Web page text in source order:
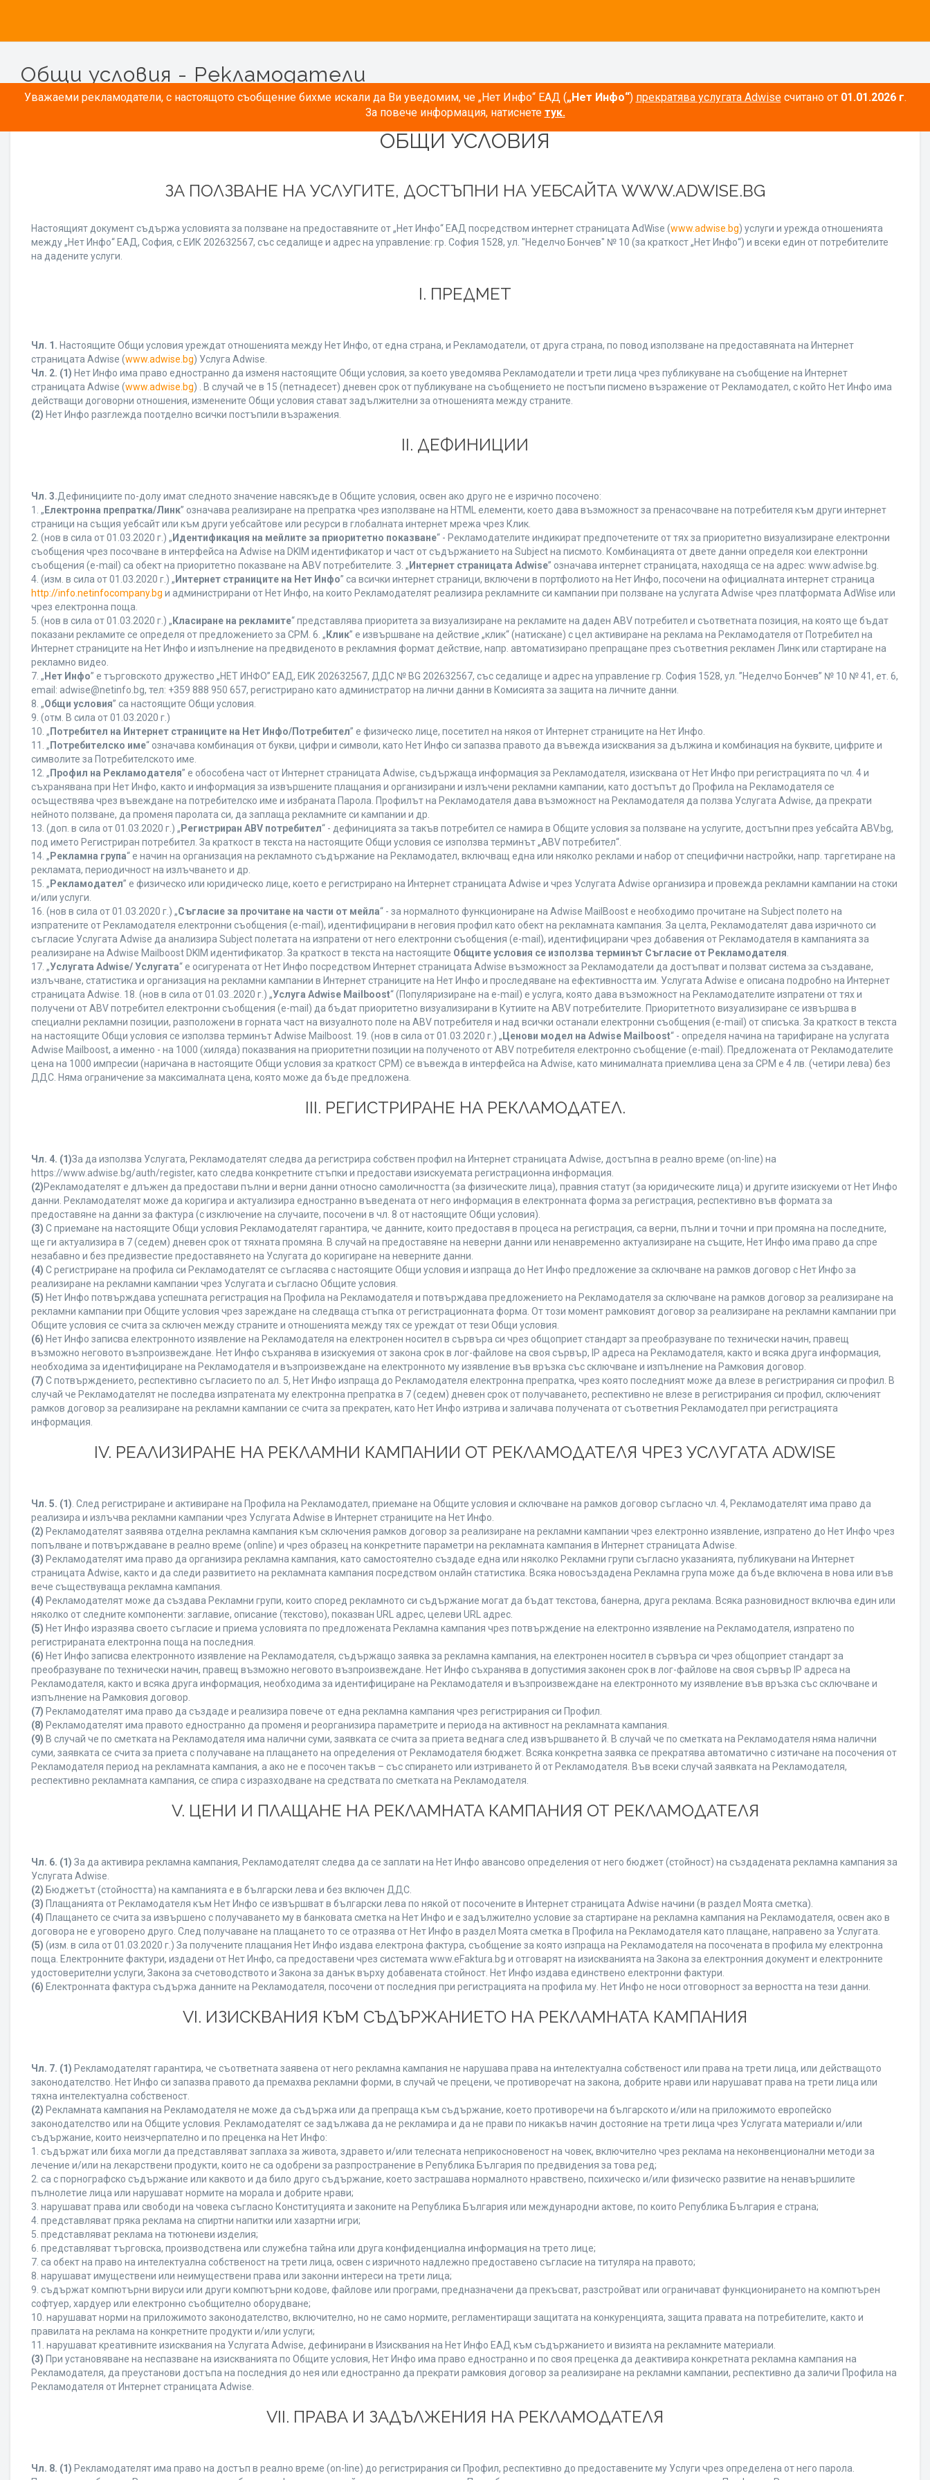
Уважаеми рекламодатели, с настоящото съобщение бихме искали да Ви уведомим, че „Нет Инфо“ ЕАД („Нет Инфо“) прекратява услугата Adwiseсчитано от 01.01.2026 г.
За повече информация, натиснете тук.
Общи условия - Рекламодатели
ОБЩИ УСЛОВИЯ
ЗА ПОЛЗВАНЕ НА УСЛУГИТЕ, ДОСТЪПНИ НА УЕБСАЙТА WWW.ADWISE.BG
Настоящият документ съдържа условията за ползване на предоставяните от „Нет Инфо“ ЕАД посредством интернет страницата AdWise (www.adwise.bg) услуги и урежда отношенията
между „Нет Инфо“ ЕАД, София, с ЕИК 202632567, със седалище и адрес на управление: гр. София 1528, ул. "Неделчо Бончев" № 10 (за краткост „Нет Инфо“) и всеки един от потребителите
на дадените услуги.
І. ПРЕДМЕТ
Чл. 1. Настоящите Общи условия уреждат отношенията между Нет Инфо, от една страна, и Рекламодатели, от друга страна, по повод използване на предоставяната на Интернет
страницата Adwise (www.adwise.bg) Услуга Adwise.
Чл. 2. (1) Нет Инфо има право едностранно да изменя настоящите Общи условия, за което уведомява Рекламодатели и трети лица чрез публикуване на съобщение на Интернет
страницата Adwise (www.adwise.bg) . В случай че в 15 (петнадесет) дневен срок от публикуване на съобщението не постъпи писмено възражение от Рекламодател, с който Нет Инфо има
действащи договорни отношения, изменените Общи условия стават задължителни за отношенията между страните.
(2) Нет Инфо разглежда поотделно всички постъпили възражения.
ІІ. ДЕФИНИЦИИ
Чл. 3.Дефинициите по-долу имат следното значение навсякъде в Общите условия, освен ако друго не е изрично посочено:
1. „ Електронна препратка/Линк” означава реализиране на препратка чрез използване на HTML елементи, което дава възможност за пренасочване на потребителя към други интернет
страници на същия уебсайт или към други уебсайтове или ресурси в глобалната интернет мрежа чрез Клик.
2. (нов в сила от 01.03.2020 г.) „ Идентификация на мейлите за приоритетно показване“ - Рекламодателите индикират предпочетените от тях за приоритетно визуализиране електронни
съобщения чрез посочване в интерфейса на Adwise на DKIM идентификатор и част от съдържанието на Subject на писмото. Комбинацията от двете данни определя кои електронни
съобщения (e-mail) са обект на приоритетно показване на ABV потребителите. 3. „ Интернет страницата Adwise” означава интернет страницата, находяща се на адрес: www.adwise.bg.
4. (изм. в сила от 01.03.2020 г.) „ Интернет страниците на Нет Инфо” са всички интернет страници, включени в портфолиото на Нет Инфо, посочени на официалната интернет страница
http://info.netinfocompany.bg и администрирани от Нет Инфо, на които Рекламодателят реализира рекламните си кампании при ползване на услугата Adwise чрез платформата AdWise или
чрез електронна поща.
5. (нов в сила от 01.03.2020 г.) „ Класиране на рекламите“ представлява приоритета за визуализиране на рекламите на даден ABV потребител и съответната позиция, на която ще бъдат
показани рекламите се определя от предложението за CPM. 6. „ Клик” е извършване на действие „клик“ (натискане) с цел активиране на реклама на Рекламодателя от Потребител на
Интернет страниците на Нет Инфо и изпълнение на предвиденото в рекламния формат действие, напр. автоматизирано препращане през съответния рекламен Линк или стартиране на
рекламно видео.
7. „ Нет Инфо” е търговското дружество „НЕТ ИНФО” ЕАД, ЕИК 202632567, ДДС № BG 202632567, със седалище и адрес на управление гр. София 1528, ул. ”Неделчо Бончев” № 10 № 41, ет. 6,
еmail: adwise@netinfo.bg, тел: +359 888 950 657, регистрирано като администратор на лични данни в Комисията за защита на личните данни.
8. „Общи условия” са настоящите Общи условия.
9. (отм. В сила от 01.03.2020 г.)
10. „ Потребител на Интернет страниците на Нет Инфо/Потребител” е физическо лице, посетител на някоя от Интернет страниците на Нет Инфо.
11. „ Потребителско име“ означава комбинация от букви, цифри и символи, като Нет Инфо си запазва правото да въвежда изисквания за дължина и комбинация на буквите, цифрите и
символите за Потребителското име.
12. „ Профил на Рекламодателя” е обособена част от Интернет страницата Adwise, съдържаща информация за Рекламодателя, изисквана от Нет Инфо при регистрацията по чл. 4 и
съхранявана при Нет Инфо, както и информация за извършените плащания и организирани и излъчени рекламни кампании, като достъпът до Профила на Рекламодателя се
осъществява чрез въвеждане на потребителско име и избраната Парола. Профилът на Рекламодателя дава възможност на Рекламодателя да ползва Услугата Adwise, да прекрати
нейното ползване, да променя паролата си, да заплаща рекламните си кампании и др.
13. (доп. в сила от 01.03.2020 г.) „ Регистриран ABV потребител“ - дефиницията за такъв потребител се намира в Общите условия за ползване на услугите, достъпни през уебсайта ABV.bg,
под името Регистриран потребител. За краткост в текста на настоящите Общи условия се използва терминът „ABV потребител“.
14. „ Рекламна група“ е начин на организация на рекламното съдържание на Рекламодател, включващ една или няколко реклами и набор от специфични настройки, напр. таргетиране на
рекламата, периодичност на излъчването и др.
15. „ Рекламодател” е физическо или юридическо лице, което е регистрирано на Интернет страницата Adwise и чрез Услугата Adwise организира и провежда рекламни кампании на стоки
и/или услуги.
16. (нов в сила от 01.03.2020 г.) „Съгласие за прочитане на части от мейла“ - за нормалното функциониране на Adwise MailBoost е необходимо прочитане на Subject полето на
изпратените от Рекламодателя електронни съобщения (e-mail), идентифицирани в неговия профил като обект на рекламната кампания. За целта, Рекламодателят дава изричното си
съгласие Услугата Adwise да анализира Subject полетата на изпратени от него електронни съобщения (e-mail), идентифицирани чрез добавения от Рекламодателя в кампанията за
реализиране на Adwise Mailboost DKIM идентификатор. За краткост в текста на настоящите Общите условия се използва терминът Съгласие от Рекламодателя
17. „Услугата Adwise/ Услугата“ е осигурената от Нет Инфо посредством Интернет страницата Adwise възможност за Рекламодатели да достъпват и ползват система за създаване,
излъчване, статистика и организация на рекламни кампании в Интернет страниците на Нет Инфо и проследяване на ефективността им. Услугата Adwise е описана подробно на Интернет
страницата Adwise. 18. (нов в сила от 01.03..2020 г.) „Услуга Adwise Mailboost“ (Популяризиране на e-mail) е услуга, която дава възможност на Рекламодателите изпратени от тях и
получени от ABV потребител електронни съобщения (e-mail) да бъдат приоритетно визуализирани в Кутиите на ABV потребителите. Приоритетното визуализиране се извършва в
специални рекламни позиции, разположени в горната част на визуалното поле на ABV потребителя и над всички останали електронни съобщения (e-mail) от списъка. За краткост в текста
на настоящите Общи условия се използва терминът Adwise Mailboost. 19. (нов в сила от 01.03.2020 г.) „ Ценови модел на Adwise Mailboost“ - определя начина на тарифиране на услугата
Adwise Mailboost, а именно - на 1000 (хиляда) показвания на приоритетни позиции на полученото от ABV потребителя електронно съобщение (e-mail). Предложената от Рекламодателите
цена на 1000 импресии (наричана в настоящите Общи условия за краткост CPM) се въвежда в интерфейса на Adwise, като минималната приемлива цена за CPM е 4 лв. (четири лева) без
ДДС. Няма ограничение за максималната цена, която може да бъде предложена.
ІІІ. РЕГИСТРИРАНЕ НА РЕКЛАМОДАТЕЛ.
Чл. 4. (1)За да използва Услугата, Рекламодателят следва да регистрира собствен профил на Интернет страницата Adwise, достъпна в реално време (on-line) на
https://www.adwise.bg/auth/register, като следва конкретните стъпки и предостави изискуемата регистрационна информация.
(2)Рекламодателят е длъжен да предостави пълни и верни данни относно самоличността (за физическите лица), правния статут (за юридическите лица) и другите изискуеми от Нет Инфо
данни. Рекламодателят може да коригира и актуализира едностранно въведената от него информация в електронната форма за регистрация, респективно във формата за
предоставяне на данни за фактура (с изключение на случаите, посочени в чл. 8 от настоящите Общи условия).
(3) С приемане на настоящите Общи условия Рекламодателят гарантира, че данните, които предоставя в процеса на регистрация, са верни, пълни и точни и при промяна на последните,
ще ги актуализира в 7 (седем) дневен срок от тяхната промяна. В случай на предоставяне на неверни данни или ненавременно актуализиране на същите, Нет Инфо има право да спре
незабавно и без предизвестие предоставянето на Услугата до коригиране на неверните данни.
(4) С регистриране на профила си Рекламодателят се съгласява с настоящите Общи условия и изпраща до Нет Инфо предложение за сключване на рамков договор с Нет Инфо за
реализиране на рекламни кампании чрез Услугата и съгласно Общите условия.
(5) Нет Инфо потвърждава успешната регистрация на Профила на Рекламодателя и потвърждава предложението на Рекламодателя за сключване на рамков договор за реализиране на
рекламни кампании при Общите условия чрез зареждане на следваща стъпка от регистрационната форма. От този момент рамковият договор за реализиране на рекламни кампании при
Общите условия се счита за сключен между страните и отношенията между тях се уреждат от тези Общи условия.
(6) Нет Инфо записва електронното изявление на Рекламодателя на електронен носител в сървъра си чрез общоприет стандарт за преобразуване по технически начин, правещ
възможно неговото възпроизвеждане. Нет Инфо съхранява в изискуемия от закона срок в лог-файлове на своя сървър, IP адреса на Рекламодателя, както и всяка друга информация,
необходима за идентифициране на Рекламодателя и възпроизвеждане на електронното му изявление във връзка със сключване и изпълнение на Рамковия договор.
(7) С потвърждението, респективно съгласието по ал. 5, Нет Инфо изпраща до Рекламодателя електронна препратка, чрез която последният може да влезе в регистрирания си профил. В
случай че Рекламодателят не последва изпратената му електронна препратка в 7 (седем) дневен срок от получаването, респективно не влезе в регистрирания си профил, сключеният
рамков договор за реализиране на рекламни кампании се счита за прекратен, като Нет Инфо изтрива и заличава получената от съответния Рекламодател при регистрацията
информация.
IV. РЕАЛИЗИРАНЕ НА РЕКЛАМНИ КАМПАНИИ ОТ РЕКЛАМОДАТЕЛЯ ЧРЕЗ УСЛУГАТА ADWISE
Чл. 5. (1) . След регистриране и активиране на Профила на Рекламодател, приемане на Общите условия и сключване на рамков договор съгласно чл. 4, Рекламодателят има право да
реализира и излъчва рекламни кампании чрез Услугата Adwise в Интернет страниците на Нет Инфо.
(2) Рекламодателят заявява отделна рекламна кампания към сключения рамков договор за реализиране на рекламни кампании чрез електронно изявление, изпратено до Нет Инфо чрез
попълване и потвърждаване в реално време (online) и чрез образец на конкретните параметри на рекламната кампания в Интернет страницата Adwise.
(3) Рекламодателят има право да организира рекламна кампания, като самостоятелно създаде една или няколко Рекламни групи съгласно указанията, публикувани на Интернет
страницата Adwise, както и да следи развитието на рекламната кампания посредством онлайн статистика. Всяка новосъздадена Рекламна група може да бъде включена в нова или във
вече съществуваща рекламна кампания.
(4) Рекламодателят може да създава Рекламни групи, които според рекламното си съдържание могат да бъдат текстова, банерна, друга реклама. Всяка разновидност включва един или
няколко от следните компоненти: заглавие, описание (текстово), показван URL адрес, целеви URL адрес.
(5) Нет Инфо изразява своето съгласие и приема условията по предложената Рекламна кампания чрез потвърждение на електронно изявление на Рекламодателя, изпратено по
регистрираната електронна поща на последния.
(6) Нет Инфо записва електронното изявление на Рекламодателя, съдържащо заявка за рекламна кампания, на електронен носител в сървъра си чрез общоприет стандарт за
преобразуване по технически начин, правещ възможно неговото възпроизвеждане. Нет Инфо съхранява в допустимия законен срок в лог-файлове на своя сървър IP адреса на
Рекламодателя, както и всяка друга информация, необходима за идентифициране на Рекламодателя и възпроизвеждане на електронното му изявление във връзка със сключване и
изпълнение на Рамковия договор.
(7) Рекламодателят има право да създаде и реализира повече от една рекламна кампания чрез регистрирания си Профил.
(8) Рекламодателят има правото едностранно да променя и реорганизира параметрите и периода на активност на рекламната кампания.
(9) В случай че по сметката на Рекламодателя има налични суми, заявката се счита за приета веднага след извършването й. В случай че по сметката на Рекламодателя няма налични
суми, заявката се счита за приета с получаване на плащането на определения от Рекламодателя бюджет. Всяка конкретна заявка се прекратява автоматично с изтичане на посочения от
Рекламодателя период на рекламната кампания, а ако не е посочен такъв – със спирането или изтриването й от Рекламодателя. Във всеки случай заявката на Рекламодателя,
респективно рекламната кампания, се спира с изразходване на средствата по сметката на Рекламодателя.
V. ЦЕНИ И ПЛАЩАНЕ НА РЕКЛАМНАТА КАМПАНИЯ ОТ РЕКЛАМОДАТЕЛЯ
Чл. 6. (1) За да активира рекламна кампания, Рекламодателят следва да се заплати на Нет Инфо авансово определения от него бюджет (стойност) на създадената рекламна кампания за
Услугата Adwise.
(2) Бюджетът (стойността) на кампанията е в български лева и без включен ДДС.
(3) Плащанията от Рекламодателя към Нет Инфо се извършват в български лева по някой от посочените в Интернет страницата Adwise начини (в раздел Моята сметка).
(4) Плащането се счита за извършено с получаването му в банковата сметка на Нет Инфо и е задължително условие за стартиране на рекламна кампания на Рекламодателя, освен ако в
договора не е уговорено друго. След получаване на плащането то се отразява от Нет Инфо в раздел Моята сметка в Профила на Рекламодателя като плащане, направено за Услугата.
(5) (изм. в сила от 01.03.2020 г.) За получените плащания Нет Инфо издава електрона фактура, съобщение за която изпраща на Рекламодателя на посочената в профила му електронна
поща. Електронните фактури, издадени от Нет Инфо, са предоставени чрез системата www.eFaktura.bg и отговарят на изискванията на Закона за електронния документ и електронните
удостоверителни услуги, Закона за счетоводството и Закона за данък върху добавената стойност. Нет Инфо издава единствено електронни фактури.
(6) Електронната фактура съдържа данните на Рекламодателя, посочени от последния при регистрацията на профила му. Нет Инфо не носи отговорност за верността на тези данни.
VI. ИЗИСКВАНИЯ КЪМ СЪДЪРЖАНИЕТО НА РЕКЛАМНАТА КАМПАНИЯ
Чл. 7. (1) Рекламодателят гарантира, че съответната заявена от него рекламна кампания не нарушава права на интелектуална собственост или права на трети лица, или действащото
законодателство. Нет Инфо си запазва правото да премахва рекламни форми, в случай че прецени, че противоречат на закона, добрите нрави или нарушават права на трети лица или
тяхна интелектуална собственост.
(2) Рекламната кампания на Рекламодателя не може да съдържа или да препраща към съдържание, което противоречи на българското и/или на приложимото европейско
законодателство или на Общите условия. Рекламодателят се задължава да не рекламира и да не прави по никакъв начин достояние на трети лица чрез Услугата материали и/или
съдържание, които неизчерпателно и по преценка на Нет Инфо:
1. съдържат или биха могли да представляват заплаха за живота, здравето и/или телесната неприкосновеност на човек, включително чрез реклама на неконвенционални методи за
лечение и/или на лекарствени продукти, които не са одобрени за разпространение в Република България по предвидения за това ред;
2. са с порнографско съдържание или каквото и да било друго съдържание, което застрашава нормалното нравствено, психическо и/или физическо развитие на ненавършилите
пълнолетие лица или нарушават нормите на морала и добрите нрави;
3. нарушават права или свободи на човека съгласно Конституцията и законите на Република България или международни актове, по които Република България е страна;
4. представляват пряка реклама на спиртни напитки или хазартни игри;
5. представляват реклама на тютюневи изделия;
6. представляват търговска, производствена или служебна тайна или друга конфиденциална информация на трето лице;
7. са обект на право на интелектуална собственост на трети лица, освен с изричното надлежно предоставено съгласие на титуляра на правото;
8. нарушават имуществени или неимуществени права или законни интереси на трети лица;
9. съдържат компютърни вируси или други компютърни кодове, файлове или програми, предназначени да прекъсват, разстройват или ограничават функционирането на компютърен
софтуер, хардуер или електронно съобщително оборудване;
10. нарушават норми на приложимото законодателство, включително, но не само нормите, регламентиращи защитата на конкуренцията, защита правата на потребителите, както и
правилата на реклама на конкретните продукти и/или услуги;
11. нарушават креативните изисквания на Услугата Adwise, дефинирани в Изисквания на Нет Инфо ЕАД към съдържанието и визията на рекламните материали.
(3) При установяване на неспазване на изискванията по Общите условия, Нет Инфо има право едностранно и по своя преценка да деактивира конкретната рекламна кампания на
Рекламодателя, да преустанови достъпа на последния до нея или едностранно да прекрати рамковия договор за реализиране на рекламни кампании, респективно да заличи Профила на
Рекламодателя от Интернет страницата Adwise.
VII. ПРАВА И ЗАДЪЛЖЕНИЯ НА РЕКЛАМОДАТЕЛЯ
Чл. 8. (1) Рекламодателят има право на достъп в реално време (on-line) до регистрирания си Профил, респективно до предоставените му Услуги чрез определена от него парола.